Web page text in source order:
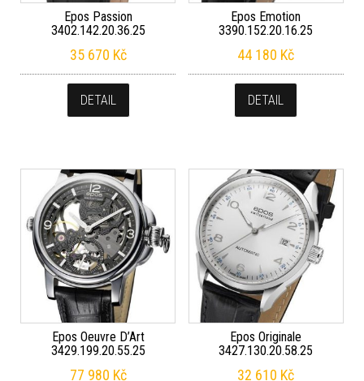
Epos Passion
3402.142.20.36.25
35 670 Kč
DETAIL
Epos Emotion
3390.152.20.16.25
44 180 Kč
DETAIL
Epos Oeuvre D’Art
3429.199.20.55.25
77 980 Kč
Epos Originale
3427.130.20.58.25
32 610 Kč